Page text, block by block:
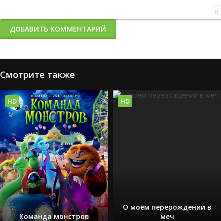
0
ДОБАВИТЬ КОММЕНТАРИЙ
Смотрите также
Команда монстров
HD
О моём перерождении в
меч
HD